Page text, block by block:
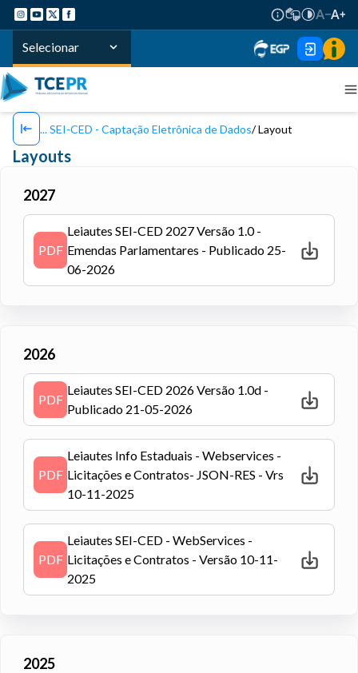
Selecionar
SEI-CED - Captação Eletrônica de Dados Layout
Layouts
2027
PDF
Leiautes SEI-CED 2027 Versão 1.0 -
Emendas Parlamentares - Publicado 25-
06-2026
2026
PDF
Leiautes SEI-CED 2026 Versão 1.0d -
Publicado 21-05-2026
PDF
Leiautes Info Estaduais - Webservices -
Licitações e Contratos- JSON-RES - Vrs
10-11-2025
PDF
Leiautes SEI-CED - WebServices -
Licitações e Contratos - Versão 10-11-
2025
2025